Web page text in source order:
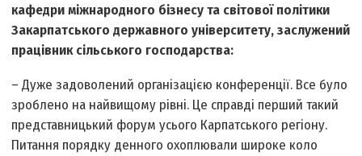
кафедри міжнародного бізнесу та світової політики
Закарпатського державного університету, заслужений
працівник сільського господарства:
– Дуже задоволений організацією конференції. Все було
зроблено на найвищому рівні. Це справді перший такий
представницький форум усього Карпатського регіону.
Питання порядку денного охоплювали широке коло